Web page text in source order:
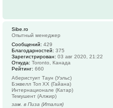
Sibe.ro
Опытный менеджер
Сообщений: 429
Благодарностей: 375
Зарегистрирован: 03 авг 2020, 21:22
Откуда: Toronto, Канада
Рейтинг: 660
Аберистуит Таун (Уэльс)
Бэквелл Топ ХХ (Гайана)
Интернационале (Катар)
Темушент (Алжир)
зам. в Пиза (Италия)